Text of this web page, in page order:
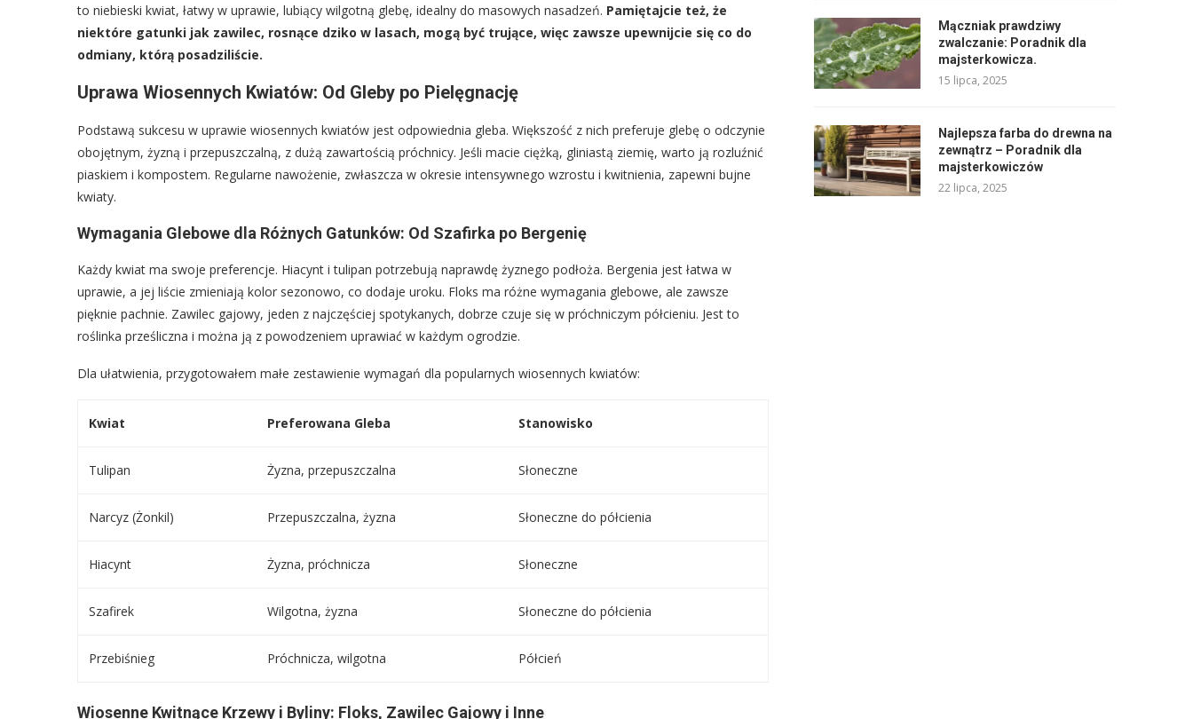
to niebieski kwiat, łatwy w uprawie, lubiący wilgotną glebę, idealny do masowych nasadzeń. Pamiętajcie też, że
niektóre gatunki jak zawilec, rosnące dziko w lasach, mogą być trujące, więc zawsze upewnijcie się co do
odmiany, którą posadziliście.
Uprawa Wiosennych Kwiatów: Od Gleby po Pielęgnację
Podstawą sukcesu w uprawie wiosennych kwiatów jest odpowiednia gleba. Większość z nich preferuje glebę o odczynie
obojętnym, żyzną i przepuszczalną, z dużą zawartością próchnicy. Jeśli macie ciężką, gliniastą ziemię, warto ją rozluźnić
piaskiem i kompostem. Regularne nawożenie, zwłaszcza w okresie intensywnego wzrostu i kwitnienia, zapewni bujne
kwiaty.
Wymagania Glebowe dla Różnych Gatunków: Od Szafirka po Bergenię
Każdy kwiat ma swoje preferencje. Hiacynt i tulipan potrzebują naprawdę żyznego podłoża. Bergenia jest łatwa w
uprawie, a jej liście zmieniają kolor sezonowo, co dodaje uroku. Floks ma różne wymagania glebowe, ale zawsze
pięknie pachnie. Zawilec gajowy, jeden z najczęściej spotykanych, dobrze czuje się w próchniczym półcieniu. Jest to
roślinka prześliczna i można ją z powodzeniem uprawiać w każdym ogrodzie.
Dla ułatwienia, przygotowałem małe zestawienie wymagań dla popularnych wiosennych kwiatów:
Kwiat Preferowana Gleba Stanowisko
Tulipan Żyzna, przepuszczalna Słoneczne
Narcyz (Żonkil) Przepuszczalna, żyzna Słoneczne do półcienia
Hiacynt Żyzna, próchnicza Słoneczne
Szafirek Wilgotna, żyzna Słoneczne do półcienia
Przebiśnieg Próchnicza, wilgotna Półcień
Wiosenne Kwitnące Krzewy i Byliny: Floks, Zawilec Gajowy i Inne
Mączniak prawdziwy
zwalczanie: Poradnik dla
majsterkowicza.
15 lipca, 2025
Najlepsza farba do drewna na
zewnątrz – Poradnik dla
majsterkowiczów
22 lipca, 2025